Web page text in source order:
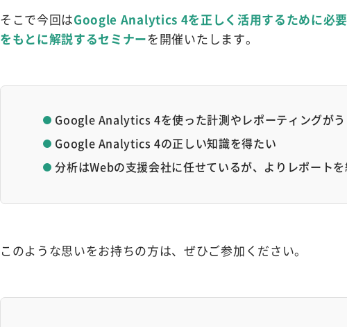
そこで今回はGoogle Analytics 4を正しく活用するために必
をもとに解説するセミナーを開催いたします。
Google Analytics 4を使った計測やレポーティングが
Google Analytics 4の正しい知識を得たい
分析はWebの支援会社に任せているが、よりレポート
このような思いをお持ちの方は、ぜひご参加ください。